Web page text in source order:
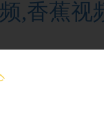
,香蕉视